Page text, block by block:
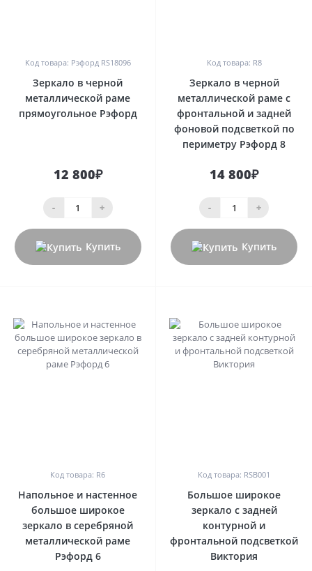
Код товара: Рэфорд RS18096
Зеркало в черной
металлической раме
прямоугольное Рэфорд
12 800₽
- +
Купить
Код товара: R8
Зеркало в черной
металлической раме с
фронтальной и задней
фоновой подсветкой по
периметру Рэфорд 8
14 800₽
- +
Купить
Код товара: R6
Напольное и настенное
большое широкое
зеркало в серебряной
металлической раме
Рэфорд 6
Код товара: RSB001
Большое широкое
зеркало с задней
контурной и
фронтальной подсветкой
Виктория